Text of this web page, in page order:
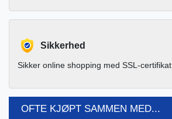
Sikkerhed
Sikker online shopping med SSL-certifikat.
OFTE KJØPT SAMMEN MED...